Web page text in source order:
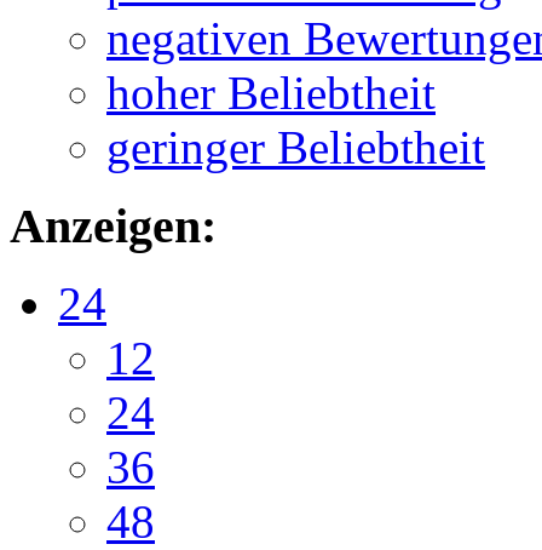
negativen
hoher Beliebtheit
geringer Beliebtheit
Anzeigen:
24
12
24
36
48